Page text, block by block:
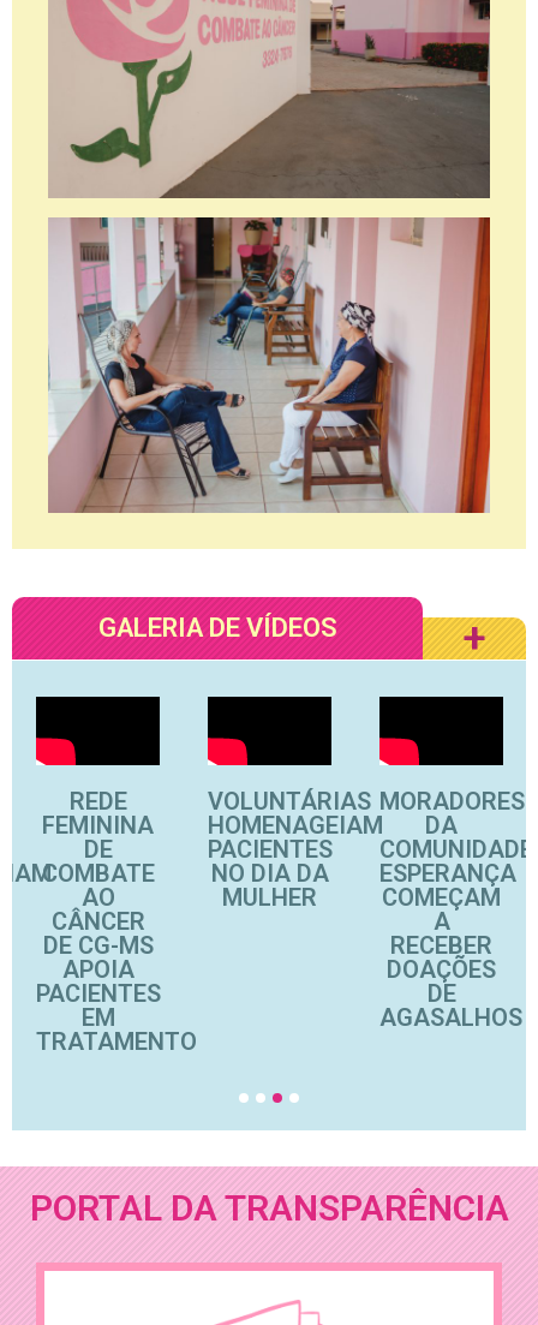
GALERIA DE VÍDEOS +
REDE
FEMININA
DE
COMBATE
AO
CÂNCER
DE CG-MS
APOIA
PACIENTES
EM
TRATAMENTO
VOLUNTÁRIAS
HOMENAGEIAM
PACIENTES
NO DIA DA
MULHER
MORADORES
DA
COMUNIDADE
ESPERANÇA
COMEÇAM
A
RECEBER
DOAÇÕES
DE
AGASALHOS
4
PORTAL DA TRANSPARÊNCIA